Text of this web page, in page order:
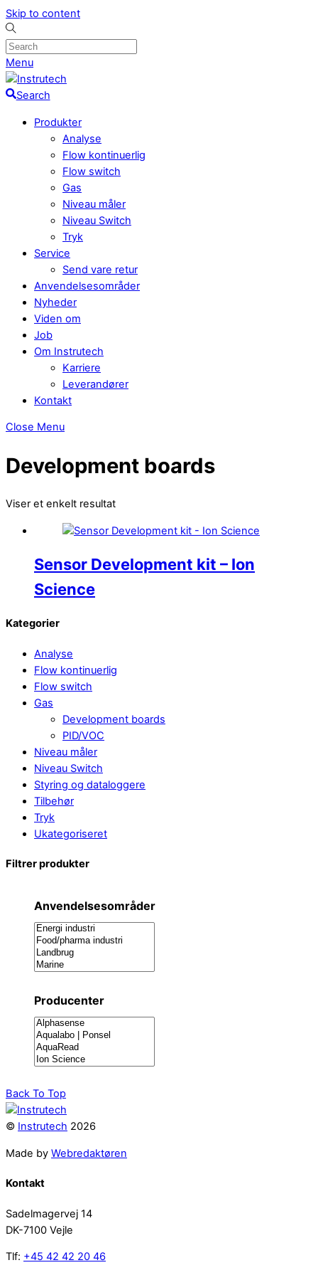
Skip to content
Menu
Search
Produkter
Analyse
Flow kontinuerlig
Flow switch
Gas
Niveau måler
Niveau Switch
Tryk
Service
Send vare retur
Anvendelsesområder
Nyheder
Viden om
Job
Om Instrutech
Karriere
Leverandører
Kontakt
Close Menu
Development boards
Viser et enkelt resultat
Sensor Development kit – Ion
Science
Kategorier
Analyse
Flow kontinuerlig
Flow switch
Gas
Development boards
PID/VOC
Niveau måler
Niveau Switch
Styring og dataloggere
Tilbehør
Tryk
Ukategoriseret
Filtrer produkter
Anvendelsesområder
Producenter
Back To Top
© Instrutech 2026
Made by Webredaktøren
Kontakt
Sadelmagervej 14
DK-7100 Vejle
Tlf: +45 42 42 20 46